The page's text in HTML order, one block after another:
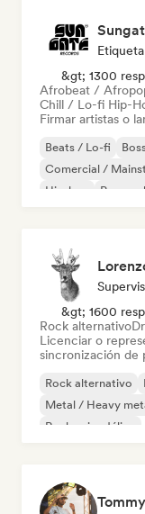
Etiqueta
&gt; 1300
Afrobeat /
Chill / Lo-fi Hip-
Firmar artistas o
Beats / Lo-fi
Comercial /
Hip-hop
Pop soul
&gt; 1600
Rock alternativo
Licenciar o
sincronización de
Rock alternativo
Metal / Heavy
Rock psicodélico